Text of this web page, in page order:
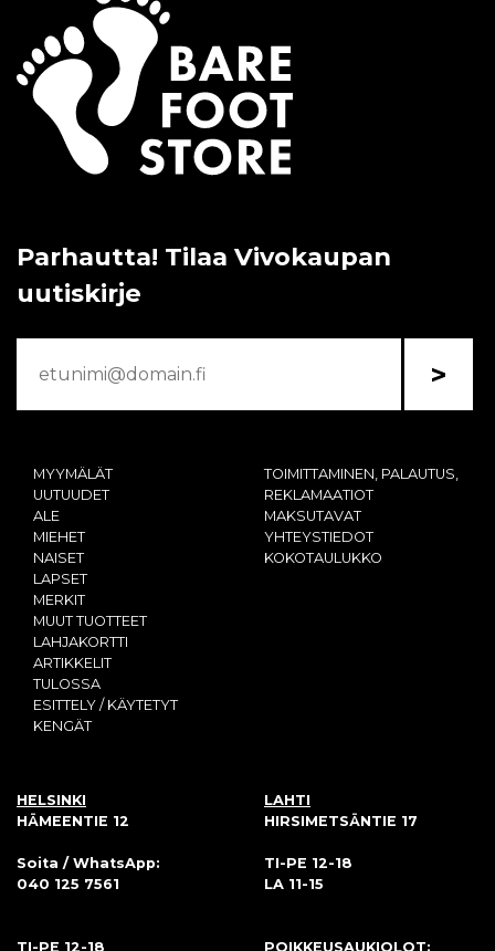
Parhautta! Tilaa Vivokaupan
uutiskirje
>
MYYMÄLÄT
UUTUUDET
ALE
MIEHET
NAISET
LAPSET
MERKIT
MUUT TUOTTEET
LAHJAKORTTI
ARTIKKELIT
TULOSSA
ESITTELY / KÄYTETYT
KENGÄT
TOIMITTAMINEN, PALAUTUS,
REKLAMAATIOT
MAKSUTAVAT
YHTEYSTIEDOT
KOKOTAULUKKO
HELSINKI
HÄMEENTIE 12
Soita / WhatsApp:
040 125 7561
TI-PE 12-18
LAHTI
HIRSIMETSÄNTIE 17
TI-PE 12-18
LA 11-15
POIKKEUSAUKIOLOT: